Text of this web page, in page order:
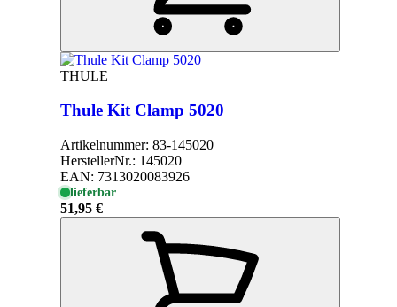
THULE
Thule Kit Clamp 5020
Artikelnummer: 83-145020
HerstellerNr.: 145020
EAN: 7313020083926
lieferbar
51,95 €